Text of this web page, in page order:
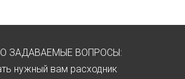
ЗАДАВАЕМЫЕ ВОПРОСЫ:
нужный вам расходник